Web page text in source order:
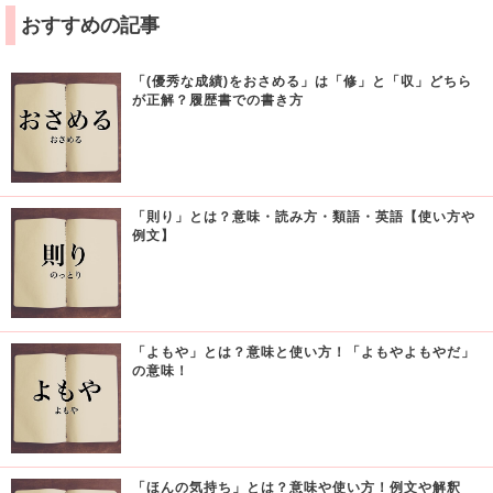
おすすめの記事
「(優秀な成績)をおさめる」は「修」と「収」どちら
が正解？履歴書での書き方
「則り」とは？意味・読み方・類語・英語【使い方や
例文】
「よもや」とは？意味と使い方！「よもやよもやだ」
の意味！
「ほんの気持ち」とは？意味や使い方！例文や解釈